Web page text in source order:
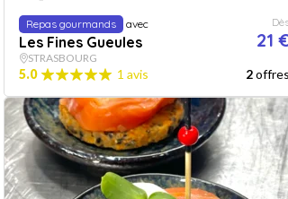
Repas gourmands avec
Les Fines Gueules 21
STRASBOURG
5.0 1 avis 2offres